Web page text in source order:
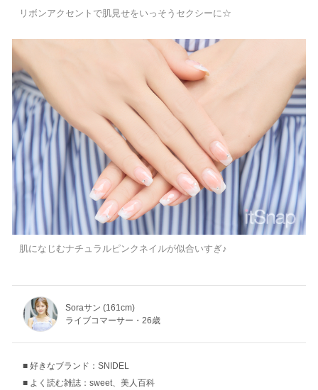
リボンアクセントで肌見せをいっそうセクシーに☆
肌になじむナチュラルピンクネイルが似合いすぎ♪
Soraサン (161cm)
ライブコマーサー・26歳
好きなブランド：SNIDEL
よく読む雑誌：sweet、美人百科